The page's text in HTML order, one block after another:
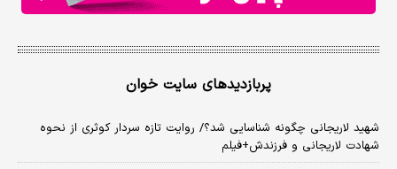
پربازدیدهای سایت خوان
شهید لاریجانی چگونه شناسایی شد؟/ روایت تازه سردار کوثری از نحوه
شهادت لاریجانی و فرزندش+فیلم